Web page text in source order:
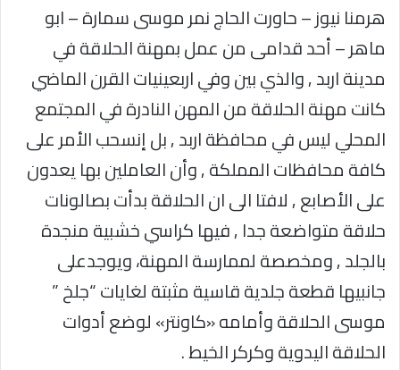
هرمنا نيوز – حاورت الحاج نمر موسى سمارة – ابو
ماهر – أحد قدامى من عمل بمهنة الحلاقة في
مدينة اربد , والذي بين وفي اربعينيات القرن الماضي
كانت مهنة الحلاقة من المهن النادرة في المجتمع
المحلي ليس في محافظة اربد , بل إنسحب الأمر على
كافة محافظات المملكة , وأن العاملين بها يعدون
على الأصابع , لافتا الى ان الحلاقة بدأت بصالونات
حلاقة متواضعة جدا , فيها كراسي خشبية منجدة
بالجلد , ومخصصة لممارسة المهنة، ويوجدعلى
جانبيها قطعة جلدية قاسية مثبتة لغايات “جلخ ”
موسى الحلاقة وأمامه «كاونتر» لوضع أدوات
الحلاقة اليدوية وكركر الخيط .